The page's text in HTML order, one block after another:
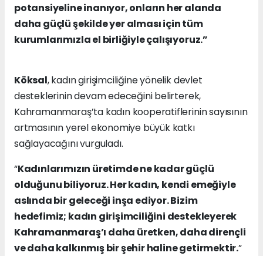
potansiyeline inanıyor, onların her alanda
daha güçlü şekilde yer alması için tüm
kurumlarımızla el birliğiyle çalışıyoruz.”
Köksal, kadın girişimciliğine yönelik devlet
desteklerinin devam edeceğini belirterek,
Kahramanmaraş’ta kadın kooperatiflerinin sayısının
artmasının yerel ekonomiye büyük katkı
sağlayacağını vurguladı.
“Kadınlarımızın üretimde ne kadar güçlü
olduğunu biliyoruz. Her kadın, kendi emeğiyle
aslında bir geleceği inşa ediyor. Bizim
hedefimiz; kadın girişimciliğini destekleyerek
Kahramanmaraş’ı daha üretken, daha dirençli
ve daha kalkınmış bir şehir haline getirmektir.”